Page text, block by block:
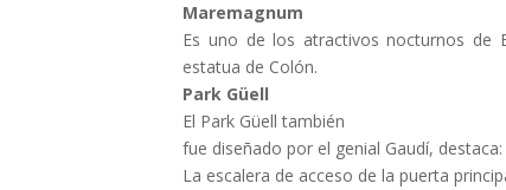
Maremagnum
Es uno de los atractivos nocturnos de
estatua de Colón.
Park Güell
El Park Güell también
fue diseñado por el genial Gaudí, destaca:
La escalera de acceso de la puerta